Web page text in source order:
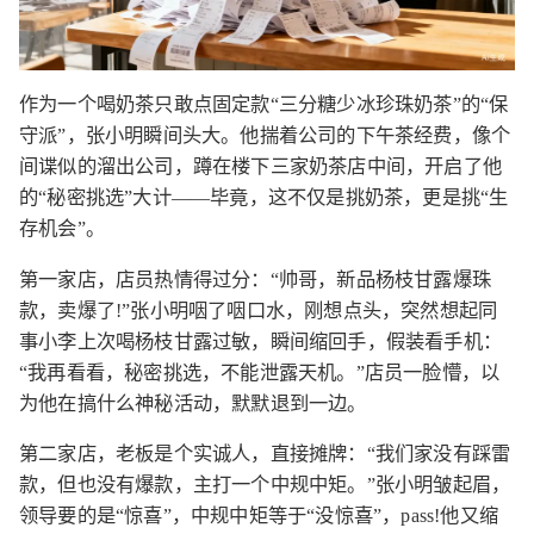
作为一个喝奶茶只敢点固定款“三分糖少冰珍珠奶茶”的“保
守派”，张小明瞬间头大。他揣着公司的下午茶经费，像个
间谍似的溜出公司，蹲在楼下三家奶茶店中间，开启了他
的“秘密挑选”大计——毕竟，这不仅是挑奶茶，更是挑“生
存机会”。
第一家店，店员热情得过分：“帅哥，新品杨枝甘露爆珠
款，卖爆了!”张小明咽了咽口水，刚想点头，突然想起同
事小李上次喝杨枝甘露过敏，瞬间缩回手，假装看手机：
“我再看看，秘密挑选，不能泄露天机。”店员一脸懵，以
为他在搞什么神秘活动，默默退到一边。
第二家店，老板是个实诚人，直接摊牌：“我们家没有踩雷
款，但也没有爆款，主打一个中规中矩。”张小明皱起眉，
领导要的是“惊喜”，中规中矩等于“没惊喜”，pass!他又缩